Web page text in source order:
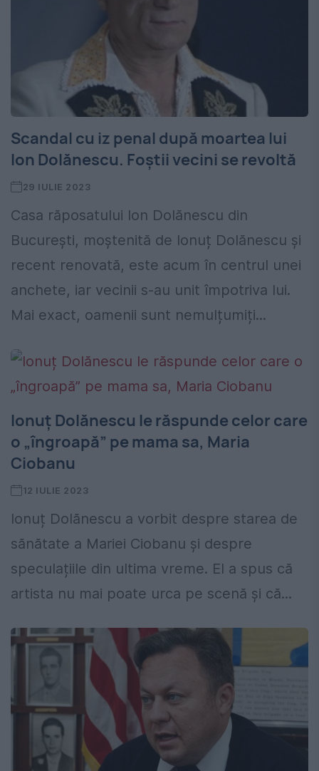
Scandal cu iz penal după moartea lui
Ion Dolănescu. Foștii vecini se revoltă
29 IULIE 2023
Casa răposatului Ion Dolănescu din
București, moștenită de Ionuț Dolănescu și
recent renovată, este acum în centrul unei
anchete, iar vecinii s-au unit împotriva lui.
Mai exact, oamenii sunt nemulțumiți...
Ionuț Dolănescu le răspunde celor care
o „îngroapă” pe mama sa, Maria
Ciobanu
12 IULIE 2023
Ionuț Dolănescu a vorbit despre starea de
sănătate a Mariei Ciobanu și despre
speculațiile din ultima vreme. El a spus că
artista nu mai poate urca pe scenă și că...